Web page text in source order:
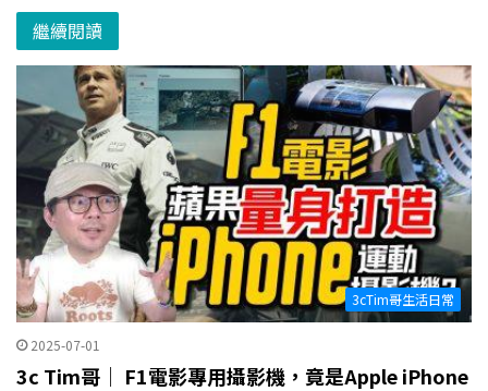
繼續閱讀
3cTim哥生活日常
2025-07-01
3c Tim哥｜ F1電影專用攝影機，竟是Apple iPhone